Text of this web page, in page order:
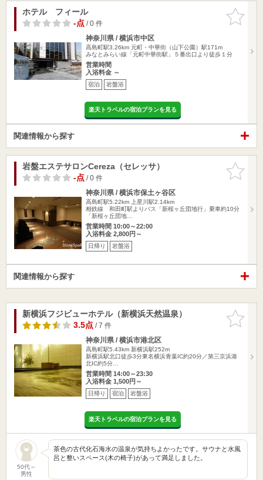
お気に入
りに追加
ホテル フィール
-点/ 0 件
神奈川県 / 横浜市中区
高島町駅3.26km 元町・中華街（山下公園）駅171m
みなとみらい線「元町中華街駅」５番出口より徒歩１分
営業時間
入浴料金 ～
宿泊 岩盤浴
楽天トラベルの宿泊プランを見る
関連情報から探す
お気に入
りに追加
岩盤エステサロンCereza（セレッサ）
-点/ 0 件
神奈川県 / 横浜市保土ヶ谷区
高島町駅5.22km
上星川駅2.14km
相鉄線 和田町駅よりバス「新桜ヶ丘団地行」乗車約10分
「新桜ヶ丘団地…
営業時間 10:00～22:00
入浴料金 2,800円～
日帰り 岩盤浴
関連情報から探す
お気に入
りに追加
新横浜フジビューホテル（新横浜天然温泉）
3.5点/ 7 件
神奈川県 / 横浜市港北区
高島町駅5.43km 新横浜駅252m
新横浜駅北口徒歩3分東名横浜青葉IC約20分／第三京浜港
北IC約5分…
営業時間 14:00～23:30
入浴料金 1,500円～
日帰り 宿泊 岩盤浴
楽天トラベルの宿泊プランを見る
50代～
男性
茶色の古代化石海水の温泉が気持ちよかったです。サウナと水風
呂と整いスペース(木の椅子)があって満足しました。